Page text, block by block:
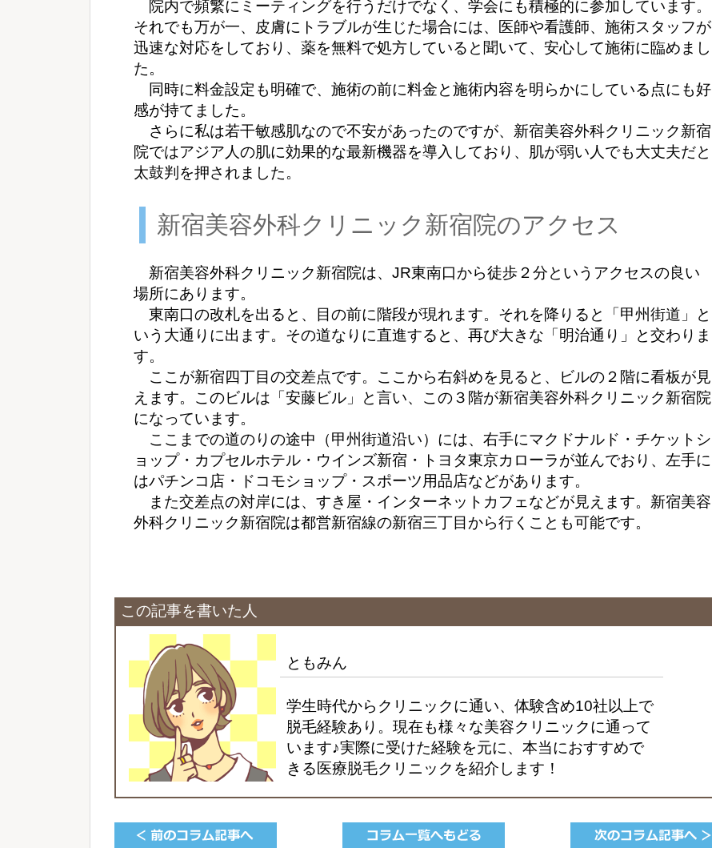
院内で頻繁にミーティングを行うだけでなく、学会にも積極的に参加しています。
それでも万が一、皮膚にトラブルが生じた場合には、医師や看護師、施術スタッフが
迅速な対応をしており、薬を無料で処方していると聞いて、安心して施術に臨めまし
た。
同時に料金設定も明確で、施術の前に料金と施術内容を明らかにしている点にも好
感が持てました。
さらに私は若干敏感肌なので不安があったのですが、新宿美容外科クリニック新宿
院ではアジア人の肌に効果的な最新機器を導入しており、肌が弱い人でも大丈夫だと
太鼓判を押されました。
新宿美容外科クリニック新宿院のアクセス
新宿美容外科クリニック新宿院は、JR東南口から徒歩２分というアクセスの良い
場所にあります。
東南口の改札を出ると、目の前に階段が現れます。それを降りると「甲州街道」と
いう大通りに出ます。その道なりに直進すると、再び大きな「明治通り」と交わりま
す。
ここが新宿四丁目の交差点です。ここから右斜めを見ると、ビルの２階に看板が見
えます。このビルは「安藤ビル」と言い、この３階が新宿美容外科クリニック新宿院
になっています。
ここまでの道のりの途中（甲州街道沿い）には、右手にマクドナルド・チケットシ
ョップ・カプセルホテル・ウインズ新宿・トヨタ東京カローラが並んでおり、左手に
はパチンコ店・ドコモショップ・スポーツ用品店などがあります。
また交差点の対岸には、すき屋・インターネットカフェなどが見えます。新宿美容
外科クリニック新宿院は都営新宿線の新宿三丁目から行くことも可能です。
この記事を書いた人
ともみん
学生時代からクリニックに通い、体験含め10社以上で
脱毛経験あり。現在も様々な美容クリニックに通って
います♪実際に受けた経験を元に、本当におすすめで
きる医療脱毛クリニックを紹介します！